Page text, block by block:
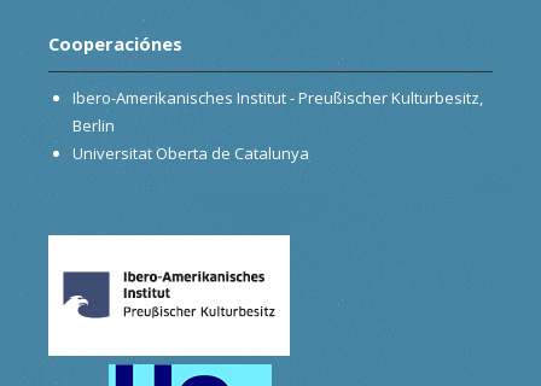
Cooperaciónes
Ibero-Amerikanisches Institut - Preußischer Kulturbesitz,
Berlin
Universitat Oberta de Catalunya